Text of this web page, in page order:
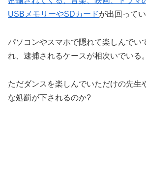
USBメモリーやSDカードが出回ってい
パソコンやスマホで隠れて楽しんでい
れ、逮捕されるケースが相次いでいる。
ただダンスを楽しんでいただけの先生
な処罰が下されるのか?